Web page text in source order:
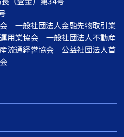
一般社団法人金融先物取引業
用業協会 一般社団法人不動産
流通経営協会 公益社団法人首